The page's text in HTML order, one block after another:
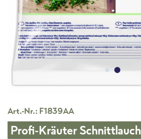
Art.-Nr.: F1839AA
Profi-Kräuter Schnittlauch